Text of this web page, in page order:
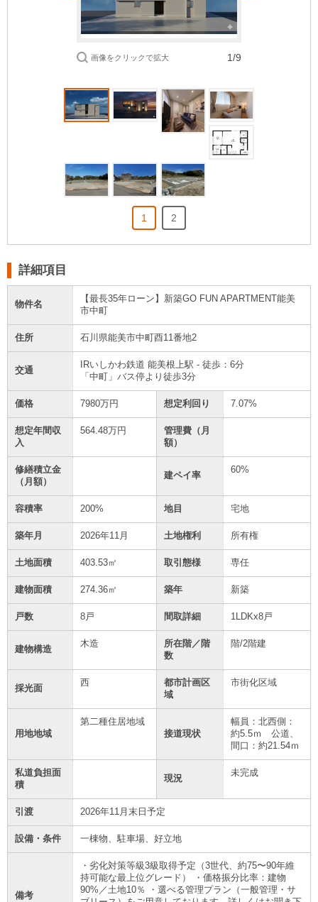
1/9
画像をクリックで拡大
1 2
詳細項目
物件名
【最長35年ローン】新築GO FUN APARTMENT能美
市中町
住所 石川県能美市中町酉11番地2
交通
IRいしかわ鉄道 能美根上駅 - 徒歩：6分
「中町」バス停より徒歩3分
価格 7980万円 想定利回り 7.07%
想定年間収
入
564.48万円
管理費（月
額）
修繕積立金
（月額）
建ペイ率
60%
容積率 200% 地目 宅地
築年月 2026年11月 土地権利 所有権
土地面積 403.53㎡ 取引態様 専任
建物面積 274.36㎡ 築年 新築
戸数 8戸 間取詳細 1LDKx8戸
建物構造
木造
所在階／階
数
階/2階建
採光面
西
都市計画区
域
市街化区域
用地地域
第二種住居地域
接道現状
幅員：北西側：
約5.5ｍ 公道、
間口：約21.54ｍ
私道負担面
積
現況
未完成
引渡 2026年11月末日予定
設備・条件 一棟物、駐車場、好立地
備考
・劣化対策等級3級取得予定（3世代、約75〜90年維
持可能な最上位グレード） ・価格振分比率：建物
90%／土地10％ ・選べる管理プラン（一般管理・サ